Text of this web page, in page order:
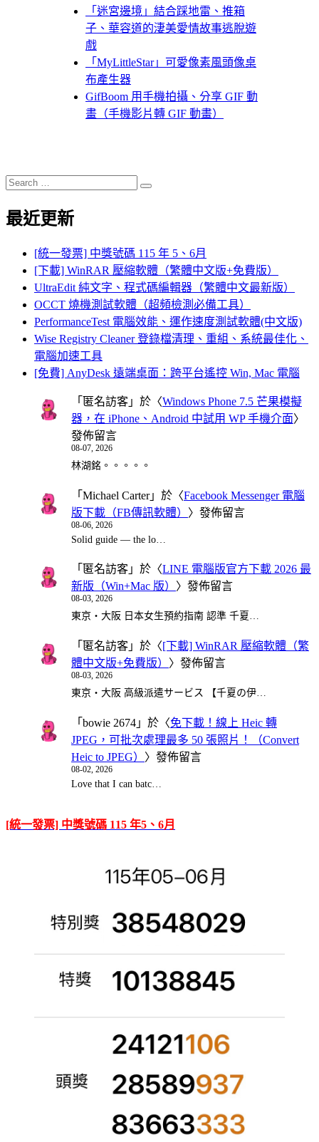
「迷宮邊境」結合踩地雷、推箱
子、華容道的淒美愛情故事逃脫遊
戲
「MyLittleStar」可愛像素風頭像桌
布產生器
GifBoom 用手機拍攝、分享 GIF 動
畫（手機影片轉 GIF 動畫）
Search
for:
Search
最近更新
[統一發票] 中獎號碼 115 年 5、6月
[下載] WinRAR 壓縮軟體（繁體中文版+免費版）
UltraEdit 純文字、程式碼編輯器（繁體中文最新版）
OCCT 燒機測試軟體（超頻檢測必備工具）
PerformanceTest 電腦效能、運作速度測試軟體(中文版)
Wise Registry Cleaner 登錄檔清理、重組、系統最佳化、
電腦加速工具
[免費] AnyDesk 遠端桌面：跨平台遙控 Win, Mac 電腦
「 匿名訪客 」於〈Windows Phone 7.5 芒果模擬
器，在 iPhone、Android 中試用 WP 手機介面〉
發佈留言
08-07, 2026
林湖銘。。。。。
「 Michael Carter」於〈Facebook Messenger 電腦
版下載（FB傳訊軟體） 〉發佈留言
08-06, 2026
Solid guide — the lo…
「 匿名訪客 」於〈LINE 電腦版官方下載 2026 最
新版（Win+Mac 版） 〉發佈留言
08-03, 2026
東京・大阪 日本女生預約指南 認準 千夏…
「 匿名訪客 」於〈[下載] WinRAR 壓縮軟體（繁
體中文版+免費版） 〉發佈留言
08-03, 2026
東京・大阪 高級派遣サービス 【千夏の伊…
「 bowie 2674 」於〈免下載！線上 Heic 轉
JPEG，可批次處理最多 50 張照片！（Convert
Heic to JPEG） 〉發佈留言
08-02, 2026
Love that I can batc…
[統一發票] 中獎號碼 115 年5、6月